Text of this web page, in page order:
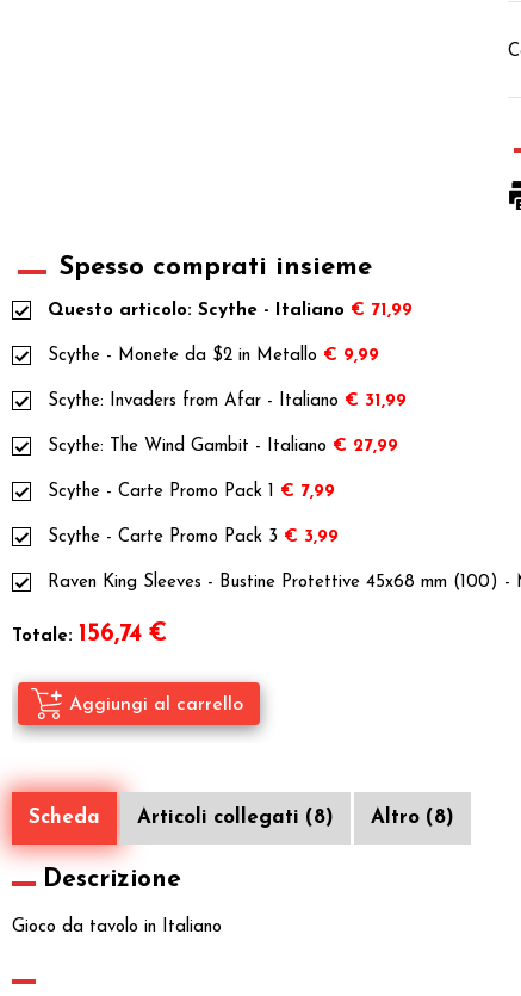
Spesso comprati insieme
Questo articolo: Scythe - Italiano € 71,99
Scythe - Monete da $2 in Metallo € 9,99
Scythe: Invaders from Afar - Italiano € 31,99
Scythe: The Wind Gambit - Italiano € 27,99
Scythe - Carte Promo Pack 1 € 7,99
Scythe - Carte Promo Pack 3 € 3,99
Raven King Sleeves - Bustine Protettive 45x68 mm (100) -
Totale: 156,74 €
Scheda Articoli collegati (8) Altro (8)
Descrizione
Gioco da tavolo in Italiano